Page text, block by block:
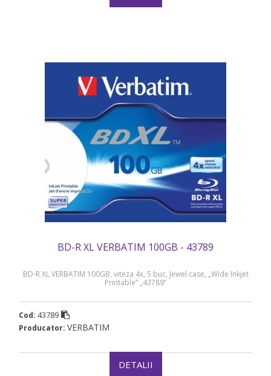
BD-R XL VERBATIM 100GB - 43789
BD-R XL VERBATIM 100GB, viteza 4x, 5 buc, Jewel case, „Wide Inkjet
Printable” „43789”
Cod: 43789
Producator: VERBATIM
DETALII